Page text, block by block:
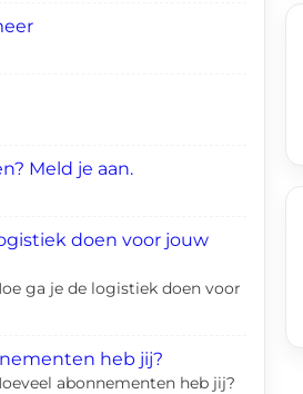
Meld je aan.
doen voor jouw
ga je de logistiek doen voor
heb jij?
abonnementen heb jij?